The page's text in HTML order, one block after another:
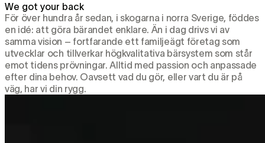
We got your back
För över hundra år sedan, i skogarna i norra Sverige, föddes
en idé: att göra bärandet enklare. Än i dag drivs vi av
samma vision – fortfarande ett familjeägt företag som
utvecklar och tillverkar högkvalitativa bärsystem som står
emot tidens prövningar. Alltid med passion och anpassade
efter dina behov. Oavsett vad du gör, eller vart du är på
väg, har vi din rygg.